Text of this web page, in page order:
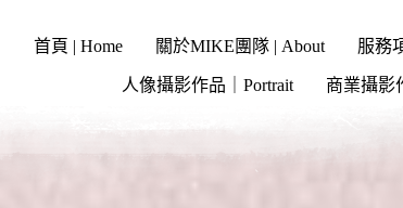
首頁 | Home 關於MIKE團隊 | About 服務
人像攝影作品｜Portrait 商業攝影